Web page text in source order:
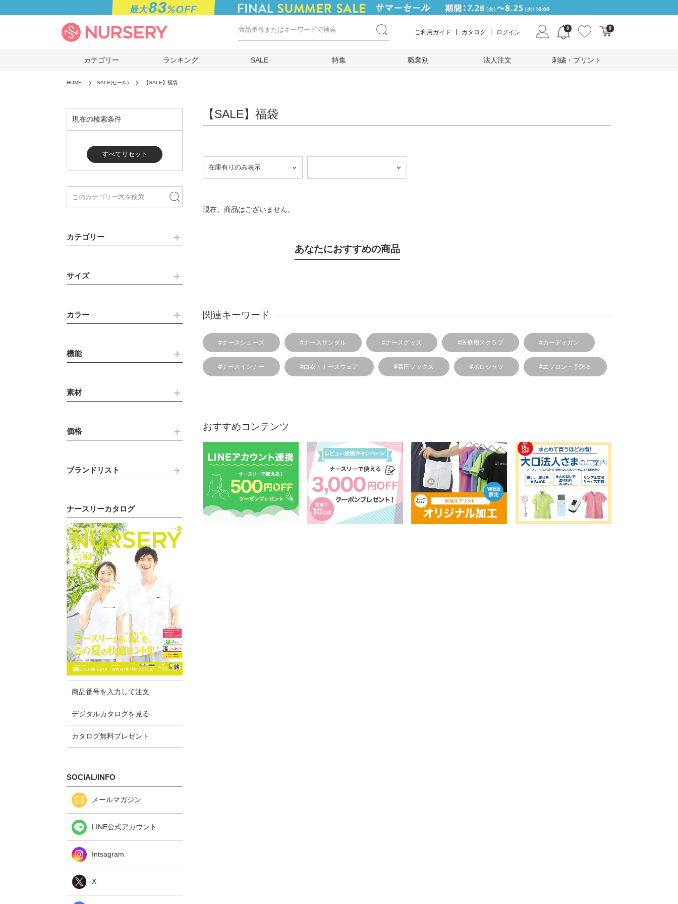
ご利用ガイド カタログ ログイン
0 0
カテゴリー ランキング SALE 特集 職業別 法人注文 刺繍・プリント
HOME SALE(セール) 【SALE】福袋
現在の検索条件
すべてリセット
カテゴリー
サイズ
カラー
機能
素材
価格
ブランドリスト
ナースリーカタログ
商品番号を入力して注文
デジタルカタログを見る
カタログ無料プレゼント
SOCIAL/INFO
メールマガジン
LINE公式アカウント
Intsagram
X
【SALE】福袋
現在、商品はございません。
あなたにおすすめの商品
関連キーワード
#ナースシューズ #ナースサンダル #ナースグッズ #医療用スクラブ #カーディガン
#ナースインナー #白衣・ナースウェア #着圧ソックス #ポロシャツ #エプロン・予防衣
おすすめコンテンツ